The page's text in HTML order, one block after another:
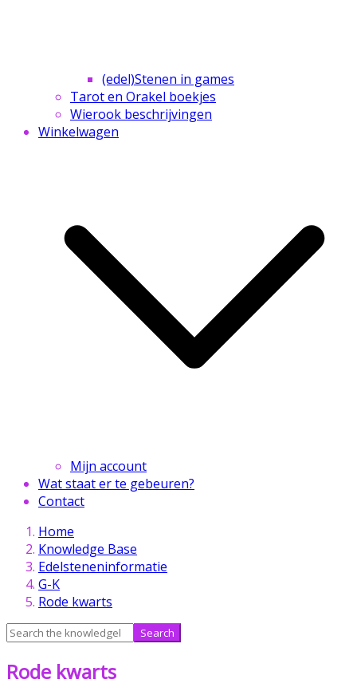
(edel)Stenen in games
Tarot en Orakel boekjes
Wierook beschrijvingen
Winkelwagen
Mijn account
Wat staat er te gebeuren?
Contact
Skip
content
Home
Knowledge Base
Edelsteneninformatie
G-K
Rode kwarts
Search
Rode kwarts